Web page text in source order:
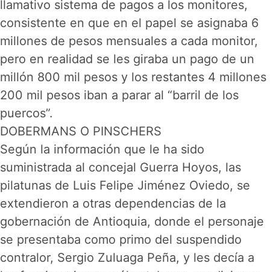
llamativo sistema de pagos a los monitores,
consistente en que en el papel se asignaba 6
millones de pesos mensuales a cada monitor,
pero en realidad se les giraba un pago de un
millón 800 mil pesos y los restantes 4 millones
200 mil pesos iban a parar al “barril de los
puercos”.
DOBERMANS O PINSCHERS
Según la información que le ha sido
suministrada al concejal Guerra Hoyos, las
pilatunas de Luis Felipe Jiménez Oviedo, se
extendieron a otras dependencias de la
gobernación de Antioquia, donde el personaje
se presentaba como primo del suspendido
contralor, Sergio Zuluaga Peña, y les decía a